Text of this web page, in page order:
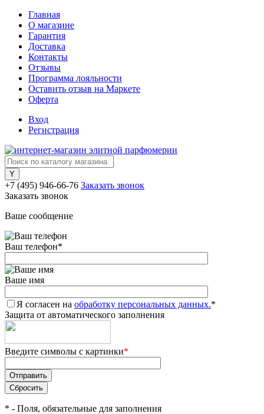
Главная
О магазине
Гарантия
Доставка
Контакты
Отзывы
Программа лояльности
Оставить отзыв на Маркете
Оферта
Вход
Регистрация
+7 (495) 946-66-76 Заказать звонок
Заказать звонок
Ваше сообщение
Ваш телефон*
Ваше имя
Я согласен на обработку персональных данных.*
Защита от автоматического заполнения
Введите символы с картинки*
* - Поля, обязательные для заполнения